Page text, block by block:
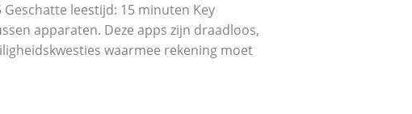
leestijd: 15 minuten Key
apparaten. Deze apps zijn draadloos,
waarmee rekening moet